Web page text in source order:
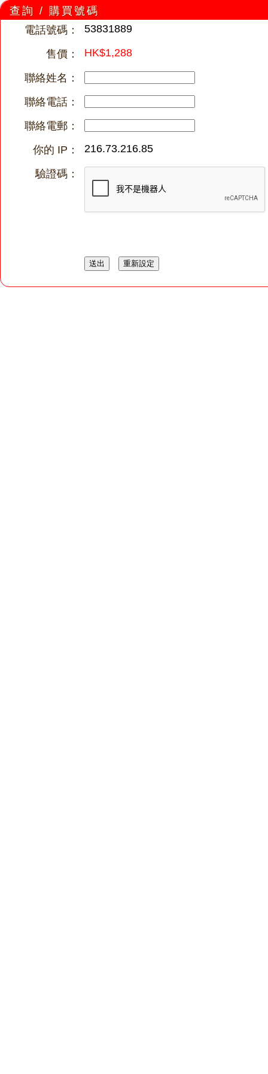
查詢 / 購買號碼
電話號碼：
53831889
售價： HK$1,288
聯絡姓名：
聯絡電話：
聯絡電郵：
你的 IP：
216.73.216.85
驗證碼：